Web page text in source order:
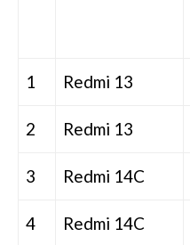
1 Redmi 13
2
Redmi 13
3
Redmi 14C
4
Redmi 14C